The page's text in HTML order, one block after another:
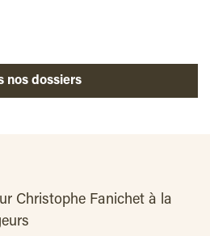
Tous nos dossiers
Christophe Fanichet à la